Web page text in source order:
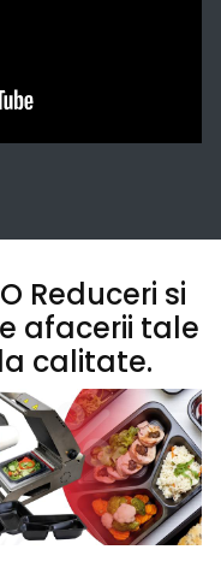
Reduceri si
afacerii tale
calitate.